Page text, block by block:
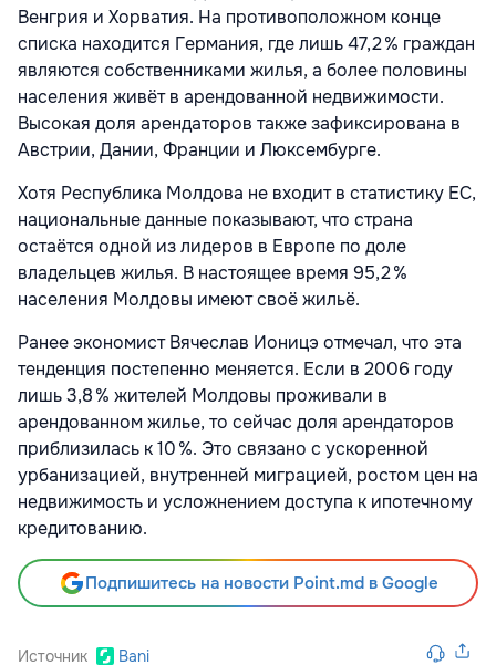
Венгрия и Хорватия. На противоположном конце
списка находится Германия, где лишь 47,2 % граждан
являются собственниками жилья, а более половины
населения живёт в арендованной недвижимости.
Высокая доля арендаторов также зафиксирована в
Австрии, Дании, Франции и Люксембурге.
Хотя Республика Молдова не входит в статистику ЕС,
национальные данные показывают, что страна
остаётся одной из лидеров в Европе по доле
владельцев жилья. В настоящее время 95,2 %
населения Молдовы имеют своё жильё.
Ранее экономист Вячеслав Ионицэ отмечал, что эта
тенденция постепенно меняется. Если в 2006 году
лишь 3,8 % жителей Молдовы проживали в
арендованном жилье, то сейчас доля арендаторов
приблизилась к 10 %. Это связано с ускоренной
урбанизацией, внутренней миграцией, ростом цен на
недвижимость и усложнением доступа к ипотечному
кредитованию.
Подпишитесь на новости Point.md в Google
Источник Bani